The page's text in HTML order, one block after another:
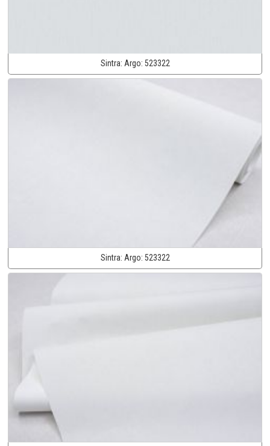
Sintra: Argo: 523322
Sintra: Argo: 523322